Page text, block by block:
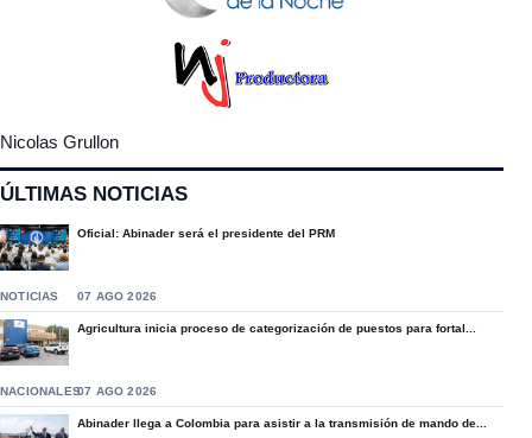
Nicolas Grullon
ÚLTIMAS NOTICIAS
Oficial: Abinader será el presidente del PRM
NOTICIAS 07 AGO 2026
Agricultura inicia proceso de categorización de puestos para fortal...
NACIONALES07 AGO 2026
Abinader llega a Colombia para asistir a la transmisión de mando de...